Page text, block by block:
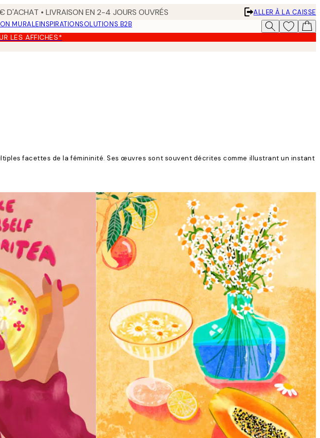
D'ACHAT • LIVRAISON EN 2-4 JOURS OUVRÉS
ALLER À LA CAISSE
MURALEINSPIRATIONSOLUTIONS B2B
LES AFFICHES*
facettes de la fémininité. Ses œuvres sont souvent décrites comme illustrant un instant